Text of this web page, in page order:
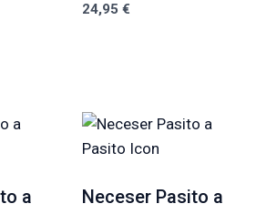
24,95 €
a
Neceser Pasito a